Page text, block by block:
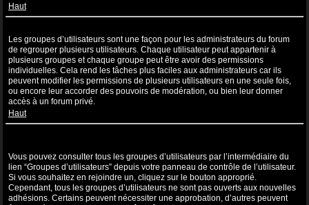
Haut
Les groupes d’utilisateurs sont une façon pour les administrateurs du forum
de regrouper plusieurs utilisateurs. Chaque utilisateur peut appartenir à
plusieurs groupes et chaque groupe peut être avoir des permissions
individuelles. Cela rend les tâches plus faciles aux administrateurs car ils
peuvent modifier les permissions de plusieurs utilisateurs en une seule fois,
ou encore leur accorder des pouvoirs de modération, ou bien leur donner
accès à un forum privé.
Haut
Vous pouvez consulter tous les groupes d’utilisateurs par l’intermédiaire du
lien “Groupes d’utilisateurs” depuis votre panneau de contrôle de l’utilisateur.
Si vous souhaitez en rejoindre un, cliquez sur le bouton approprié.
Cependant, tous les groupes d’utilisateurs ne sont pas ouverts aux nouvelles
adhésions. Certains peuvent nécessiter une approbation, d’autres peuvent